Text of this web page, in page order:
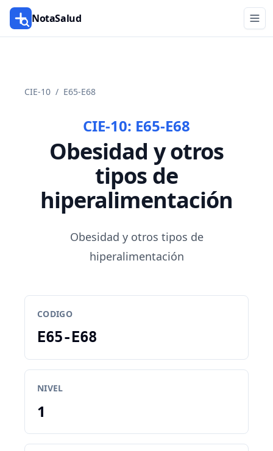
NotaSalud
CIE-10 / E65-E68
CIE-10: E65-E68
Obesidad y otros
tipos de
hiperalimentación
Obesidad y otros tipos de
hiperalimentación
CODIGO
E65-E68
NIVEL
1